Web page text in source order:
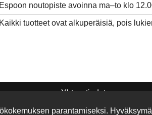
Espoon noutopiste avoinna ma–to klo
Kaikki tuotteet ovat alkuperäisiä, pois
Yhteystiedot
parantamiseksi.